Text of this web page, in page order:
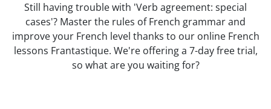
Still having trouble with 'Verb agreement: special
cases'? Master the rules of French grammar and
improve your French level thanks to our online French
lessons Frantastique. We're offering a 7-day free trial,
so what are you waiting for?